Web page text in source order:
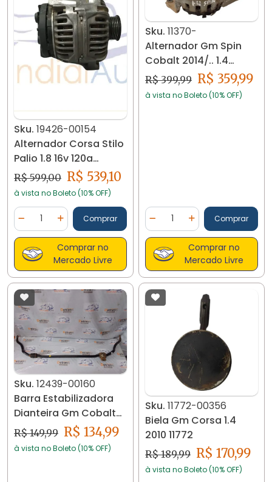
Sku. 19426-00154
Alternador Corsa Stilo
Palio 1.8 16v 120a
0124515109 19426
R$ 599,00 R$ 539,10
à vista no Boleto (10% OFF)
Diminuir Quantidade
Quantidade
Adicionar Quantidade
Comprar
Comprar no
Mercado Livre
Sku. 11370-
Alternador Gm Spin
Cobalt 2014/.. 1.4
94767674 11370
R$ 399,99 R$ 359,99
à vista no Boleto (10% OFF)
Diminuir Quantidade
Quantidade
AdicionarComprar
Comprar no
Mercado Livre
Sku. 12439-00160
Barra Estabilizadora
Dianteira Gm Cobalt
13/... 1.4 12439
R$ 149,99 R$ 134,99
à vista no Boleto (10% OFF)
Sku. 11772-00356
Biela Gm Corsa 1.4
2010 11772
R$ 189,99 R$ 170,99
à vista no Boleto (10% OFF)